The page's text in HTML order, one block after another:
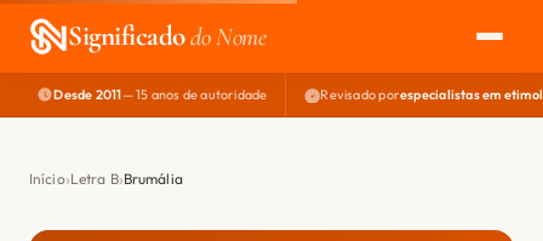
Significadodo Nome
EXPLORAR
NOME PERFEITO
Desde 2011— 15 anos de autoridade Revisado porespecialistas em
Início Letra B Brumália